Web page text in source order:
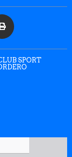
SPORT